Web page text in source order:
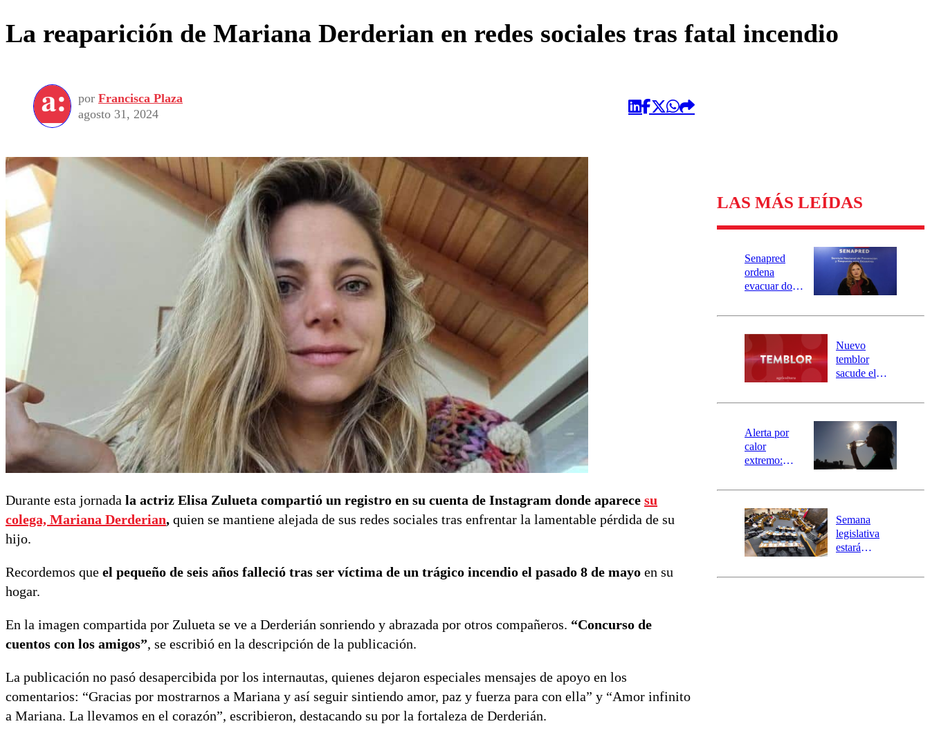
La reaparición de Mariana Derderian en redes sociales tras fatal incendio
por Francisca Plaza
agosto 31, 2024
Durante esta jornada la actriz Elisa Zulueta compartió un registro en su cuenta de Instagram donde aparece su
colega, Mariana Derderian, quien se mantiene alejada de sus redes sociales tras enfrentar la lamentable pérdida de su
hijo.
Recordemos que el pequeño de seis años falleció tras ser víctima de un trágico incendio el pasado 8 de mayo en su
hogar.
En la imagen compartida por Zulueta se ve a Derderián sonriendo y abrazada por otros compañeros. “Concurso de
cuentos con los amigos”, se escribió en la descripción de la publicación.
La publicación no pasó desapercibida por los internautas, quienes dejaron especiales mensajes de apoyo en los
comentarios: “Gracias por mostrarnos a Mariana y así seguir sintiendo amor, paz y fuerza para con ella” y “Amor infinito
a Mariana. La llevamos en el corazón”, escribieron, destacando su por la fortaleza de Derderián.
LAS MÁS LEÍDAS
Senapred
ordena
evacuar dos
Carahue por
río Damas:
activa
mensajería
SAE
Nuevo
temblor
sacude el
revisa la
epicentro
Alerta por
calor
extremo:
activa Alerta
Preventiva en
tres comunas
Semana
legislativa
estará
el fin de la